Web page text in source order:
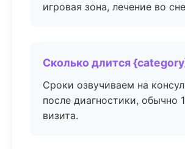
игровая зона, лечение во
Сколько длится
Сроки озвучиваем на
после диагностики, обычно
визита.